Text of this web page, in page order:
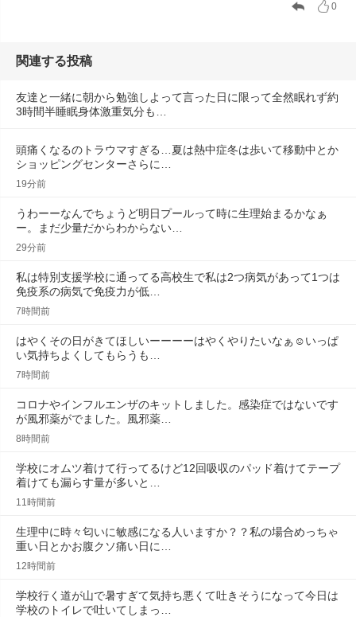
0
関連する投稿
友達と一緒に朝から勉強しよって言った日に限って全然眠れず約
3時間半睡眠身体激重気分も…
頭痛くなるのトラウマすぎる…夏は熱中症冬は歩いて移動中とか
ショッピングセンターさらに…
19分前
うわーーなんでちょうど明日プールって時に生理始まるかなぁ
ー。まだ少量だからわからない…
29分前
私は特別支援学校に通ってる高校生で私は2つ病気があって1つは
免疫系の病気で免疫力が低…
7時間前
はやくその日がきてほしいーーーーはやくやりたいなぁ☺️いっぱ
い気持ちよくしてもらうも…
7時間前
コロナやインフルエンザのキットしました。感染症ではないです
が風邪薬がでました。風邪薬…
8時間前
学校にオムツ着けて行ってるけど12回吸収のパッド着けてテープ
着けても漏らす量が多いと…
11時間前
生理中に時々匂いに敏感になる人いますか？？私の場合めっちゃ
重い日とかお腹クソ痛い日に…
12時間前
学校行く道が山で暑すぎて気持ち悪くて吐きそうになって今日は
学校のトイレで吐いてしまっ…